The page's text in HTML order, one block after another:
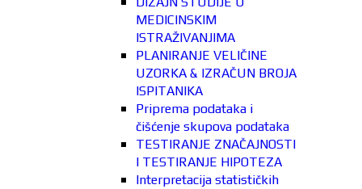
MEDICINSKIM
ISTRAŽIVANJIMA
PLANIRANJE VELIČINE
UZORKA & IZRAČUN BROJA
ISPITANIKA
Priprema podataka i
čišćenje skupova podataka
TESTIRANJE ZNAČAJNOSTI
I TESTIRANJE HIPOTEZA
Interpretacija statističkih